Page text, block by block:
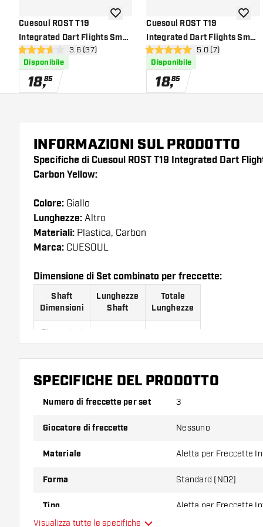
Cuesoul ROST T19
Integrated Dart Flights Small
Standard Wing Carbon Black
Yellow
apri pannello recensioni
3.6 stelle di valutazione
3.6 (37)
Disponibile
18,85
aggiungi alla lista dei desideri
Cuesoul ROST T19
Integrated Dart Flights Small
Standard Wing Carbon Red
apri pannello
5 stelle di valutazione
5.0 (7)
Disponibile
18,85
INFORMAZIONI SUL PRODOTTO
Specifiche di Cuesoul ROST T19 Integrated Dart
Carbon Yellow:
Colore: Giallo
Lunghezze: Altro
Materiali: Plastica, Carbon
Marca: CUESOUL
Dimensione di Set combinato per freccette:
Shaft
Dimensioni
Lunghezze
Shaft
Totale
Lunghezze
Dimensioni
1
2
27 mm 67 mm
Dimensioni
4
Dimensioni
74 mm
6
37 mm
SPECIFICHE DEL PRODOTTO
Numero di freccette per set 3
Giocatore di freccette Nessuno
Materiale Aletta per Freccette
Forma Standard (NO2)
Tipo Aletta per Freccette
Visualizza tutte le specifiche